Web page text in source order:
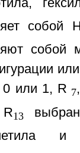
собой
собой
или 1, R 7
13